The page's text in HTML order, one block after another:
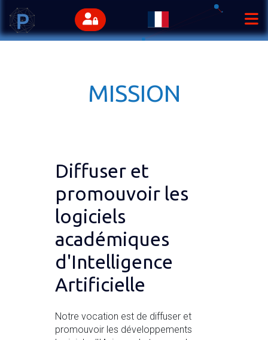
MISSION
Diffuser et
promouvoir les
logiciels
académiques
d'Intelligence
Artificielle
Notre vocation est de diffuser et
promouvoir les développements